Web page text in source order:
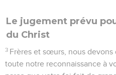
Le jugement prévu
du Christ
3 Frères et sœurs, nous devons
toute notre reconnaissance à